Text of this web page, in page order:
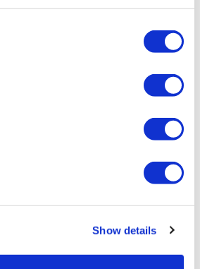
Show details
載しています。